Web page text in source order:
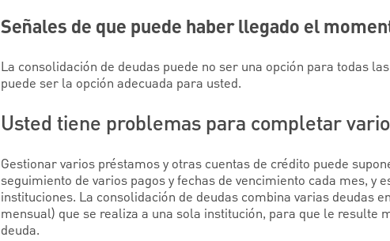
Señales de que puede haber llegado el
La consolidación de deudas puede no ser una opción para todas
puede ser la opción adecuada para usted.
Usted tiene problemas para completar
Gestionar varios préstamos y otras cuentas de crédito puede
seguimiento de varios pagos y fechas de vencimiento cada mes, y
instituciones. La consolidación de deudas combina varias deudas
mensual) que se realiza a una sola institución, para que le resulte
deuda.